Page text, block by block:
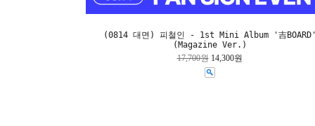
(0814 대면) 피철인 - 1st Mini Album '吉
(Magazine Ver.)
17,700원 14,300원